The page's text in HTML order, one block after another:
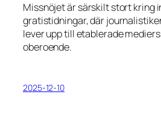
Missnöjet är särskilt stort kring
gratistidningar, där
lever upp till etablerade
oberoende.
2025-12-10